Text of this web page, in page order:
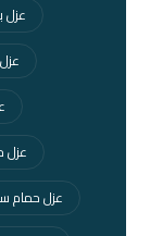
عزل
عزل
عزل حمام